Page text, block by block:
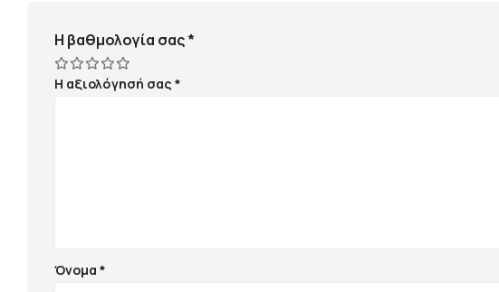
Η βαθμολογία σας*
Η αξιολόγησή σας*
Όνομα*